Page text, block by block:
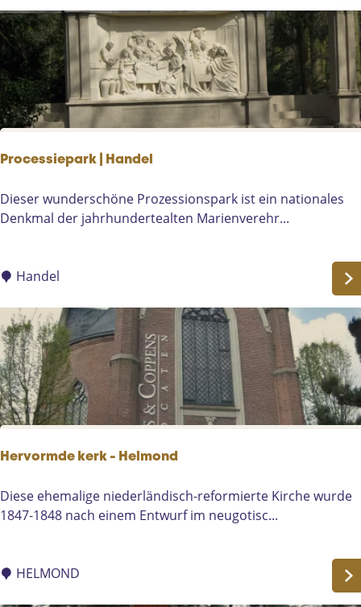
i
o
s
a
k
e
u
r
n
e
L
i
e
b
e
F
r
a
/
M
t
e
r
G
o
t
t
e
s
Processiepark | Handel
P
r
e
i
e
p
a
r
k
|
a
n
Dieser wunderschöne Prozessionspark ist ein nationales
Denkmal der jahrhundertealten Marienverehr...
Handel
Hervormde kerk - Helmond
H
e
o
Diese ehemalige niederländisch-reformierte Kirche wurde
1847-1848 nach einem Entwurf im neugotisc...
HELMOND